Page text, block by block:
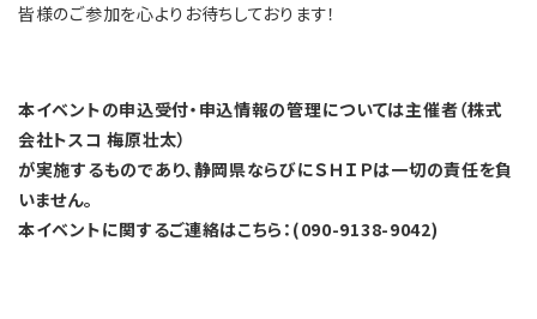
皆様のご参加を心よりお待ちしております！
本イベントの申込受付・申込情報の管理については主催者（株式
会社トスコ 梅原壮太）
が実施するものであり、静岡県ならびにＳＨＩＰは一切の責任を負
いません。
本イベントに関するご連絡はこちら：(090-9138-9042)